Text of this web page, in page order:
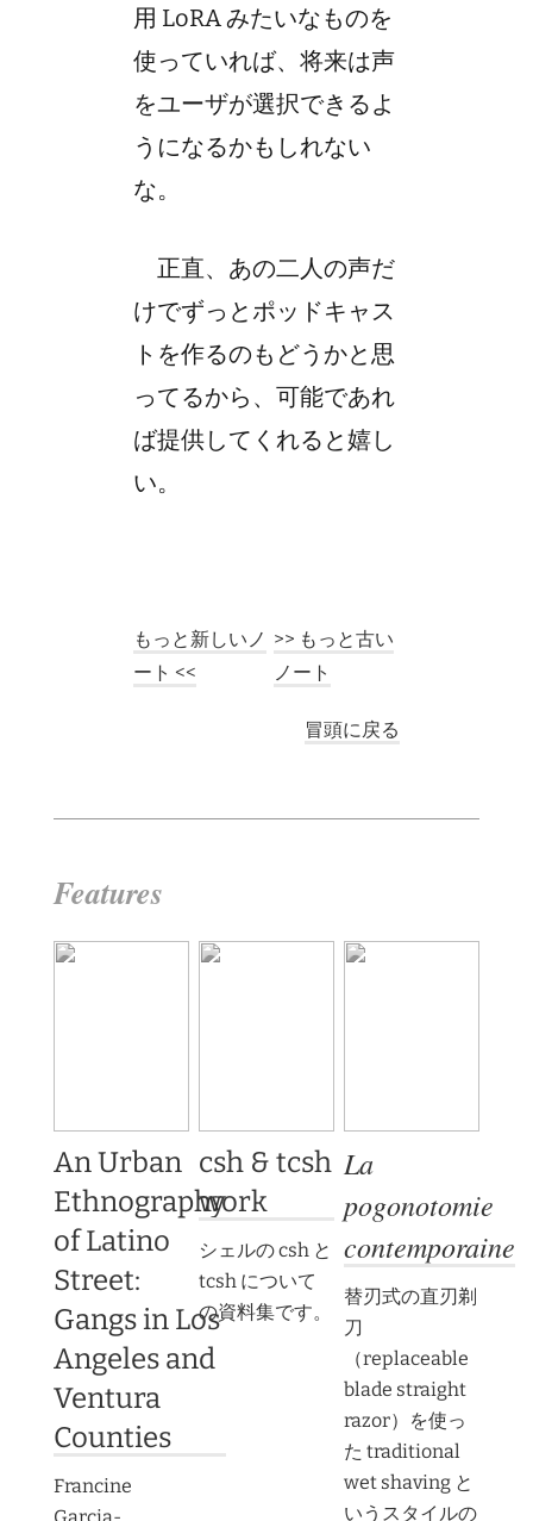
用 LoRA みたいなものを
使っていれば、将来は声
をユーザが選択できるよ
うになるかもしれない
な。
正直、あの二人の声だ
けでずっとポッドキャス
トを作るのもどうかと思
ってるから、可能であれ
ば提供してくれると嬉し
い。
もっと新しいノ
ート <<
>> もっと古い
ノート
冒頭に戻る
Features
An Urban
Ethnography
of Latino
Street:
Gangs in Los
Angeles and
Ventura
Counties
Francine
csh & tcsh
work
シェルの csh と
tcsh について
の資料集です。
La
pogonotomie
contemporaine
替刃式の直刃剃
刀
（replaceable
blade straight
razor）を使っ
た traditional
wet shaving と
いうスタイルの